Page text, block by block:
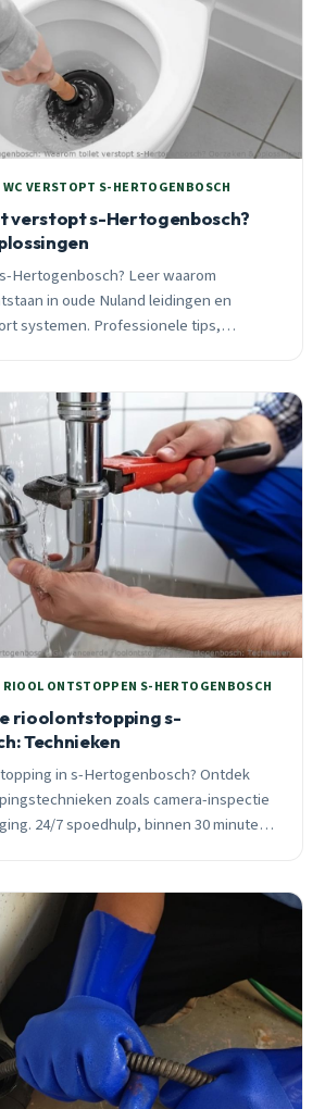
WC VERSTOPT S-HERTOGENBOSCH
verstopt s-Hertogenbosch?
Hertogenbosch? Leer waarom
in oude Nuland leidingen en
systemen. Professionele tips,
RIOOL ONTSTOPPEN S-HERTOGENBOSCH
rioolontstopping s-
Technieken
in s-Hertogenbosch? Ontdek
zoals camera-inspectie
24/7 spoedhulp, binnen 30 minuten